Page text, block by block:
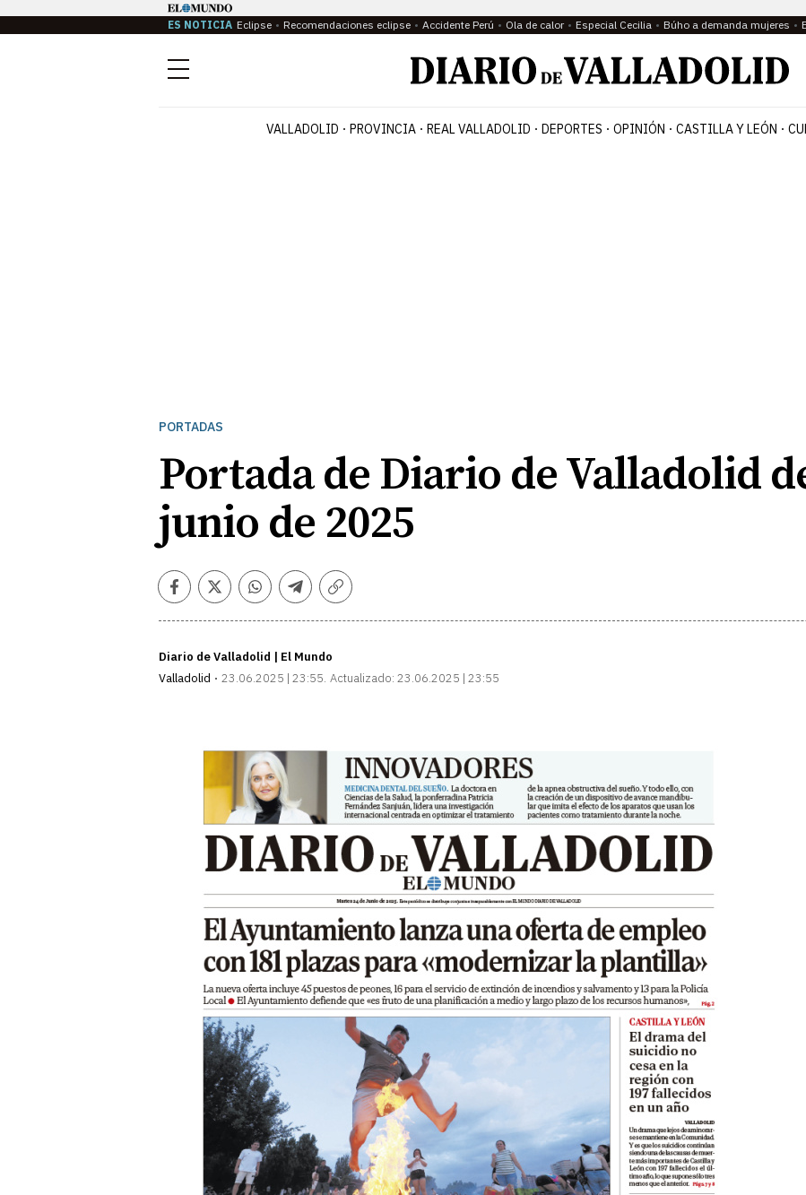
ES NOTICIA Eclipse Recomendaciones eclipse Accidente Perú Ola de calor Especial Cecilia Búho a demanda mujeres
Menú
VALLADOLID PROVINCIA REAL VALLADOLID DEPORTES OPINIÓN CASTILLA Y LEÓN
PORTADAS
Portada de Diario de Valladolid
junio de 2025
Facebook
TwitterWhatsapp
Telegram
Copiar
Diario de Valladolid | El Mundo
Valladolid
23.06.2025 | 23:55 Actualizado: 23.06.2025 | 23:55